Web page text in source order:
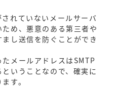
れていないメールサーバ
め、悪意のある第三者や
し送信を防ぐことができ
メールアドレスはSMTP
いうことなので、確実に
す。